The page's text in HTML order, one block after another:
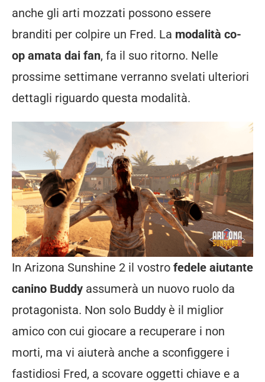
anche gli arti mozzati possono essere
branditi per colpire un Fred. La modalità co-
op amata dai fan, fa il suo ritorno. Nelle
prossime settimane verranno svelati ulteriori
dettagli riguardo questa modalità.
In Arizona Sunshine 2 il vostro fedele aiutante
canino Buddy assumerà un nuovo ruolo da
protagonista. Non solo Buddy è il miglior
amico con cui giocare a recuperare i non
morti, ma vi aiuterà anche a sconfiggere i
fastidiosi Fred, a scovare oggetti chiave e a